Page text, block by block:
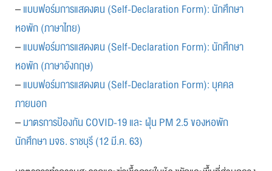
–แบบฟอร์มการแสดงตน (Self-Declaration Form): นักศึกษา
หอพัก (ภาษาไทย)
–แบบฟอร์มการแสดงตน (Self-Declaration Form): นักศึกษา
หอพัก (ภาษาอังกฤษ)
–แบบฟอร์มการแสดงตน (Self-Declaration Form): บุคคล
ภายนอก
–มาตรการป้องกัน COVID-19 และ ฝุ่น PM 2.5 ของหอพัก
นักศึกษา มจธ. ราชบุรี (12 มี.ค. 63)